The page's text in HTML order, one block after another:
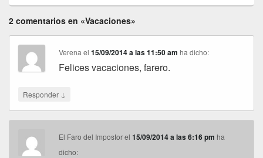
2 comentarios en «Vacaciones»
Verenael15/09/2014 a las 11:50 am ha dicho:
Felices vacaciones, farero.
Responder ↓
El Faro del Impostorel15/09/2014 a las 6:16 pm ha
dicho: